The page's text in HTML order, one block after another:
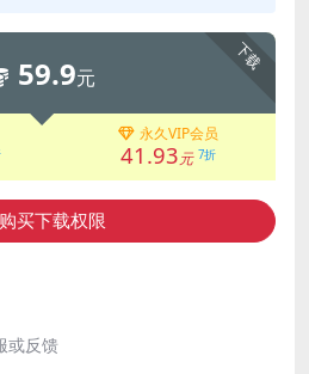
下载
59.9元
永久VIP会员
41.93元 7折
购买下载权限
或反馈